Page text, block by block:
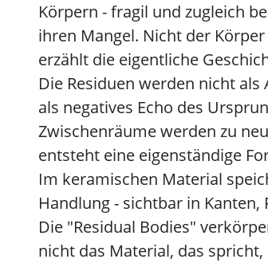
Körpern - fragil und zugleich
ihren Mangel. Nicht der
erzählt die eigentliche
Die Residuen werden nicht
als negatives Echo des
Zwischenräume werden zu
entsteht eine eigenständige
Im keramischen Material
Handlung - sichtbar in Kanten,
Die "Residual Bodies"
nicht das Material, das